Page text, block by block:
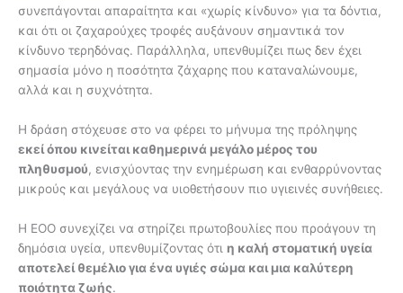
συνεπάγονται απαραίτητα και «χωρίς κίνδυνο» για τα δόντια,
και ότι οι ζαχαρούχες τροφές αυξάνουν σημαντικά τον
κίνδυνο τερηδόνας. Παράλληλα, υπενθυμίζει πως δεν έχει
σημασία μόνο η ποσότητα ζάχαρης που καταναλώνουμε,
αλλά και η συχνότητα.
Η δράση στόχευσε στο να φέρει το μήνυμα της πρόληψης
εκεί όπου κινείται καθημερινά μεγάλο μέρος του
πληθυσμού, ενισχύοντας την ενημέρωση και ενθαρρύνοντας
μικρούς και μεγάλους να υιοθετήσουν πιο υγιεινές συνήθειες.
Η ΕΟΟ συνεχίζει να στηρίζει πρωτοβουλίες που προάγουν τη
δημόσια υγεία, υπενθυμίζοντας ότι η καλή στοματική υγεία
αποτελεί θεμέλιο για ένα υγιές σώμα και μια καλύτερη
ποιότητα ζωής.